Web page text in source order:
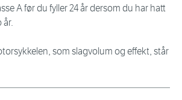
A før du fyller 24 år dersom du har hatt
år.
som slagvolum og effekt, står